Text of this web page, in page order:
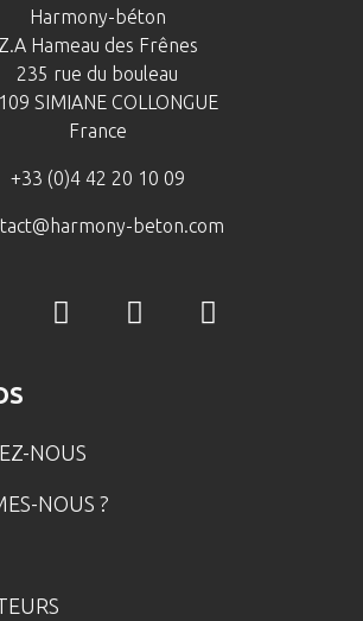
Harmony-béton
Z.A Hameau des Frênes
235 rue du bouleau
SIMIANE COLLONGUE
France
+33 (0)4 42 20 10 09
beton.com
NOUS
NOUS ?